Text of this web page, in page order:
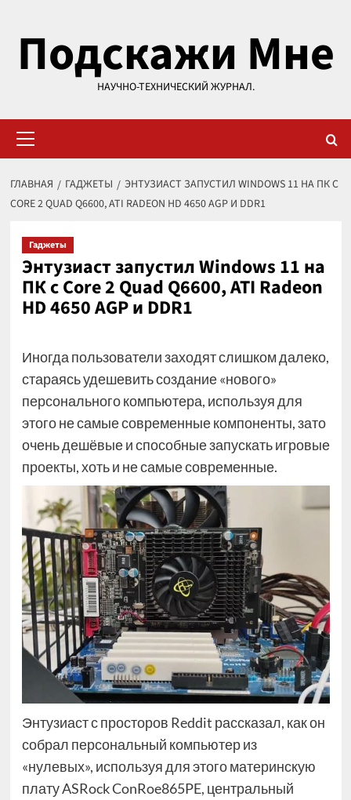
содержимому
Подскажи Мне
НАУЧНО-ТЕХНИЧЕСКИЙ ЖУРНАЛ.
меню
ГЛАВНАЯ ГАДЖЕТЫ
ЭНТУЗИАСТ ЗАПУСТИЛ WINDOWS 11 НА ПК С
CORE 2 QUAD Q6600, ATI RADEON HD 4650 AGP И DDR1
Гаджеты
Энтузиаст запустил Windows 11 на
ПК с Core 2 Quad Q6600, ATI Radeon
HD 4650 AGP и DDR1
Иногда пользователи заходят слишком далеко,
стараясь удешевить создание «нового»
персонального компьютера, используя для
этого не самые современные компоненты, зато
очень дешёвые и способные запускать игровые
проекты, хоть и не самые современные.
Энтузиаст с просторов Reddit рассказал, как он
собрал персональный компьютер из
«нулевых», используя для этого материнскую
плату ASRock ConRoe865PE, центральный